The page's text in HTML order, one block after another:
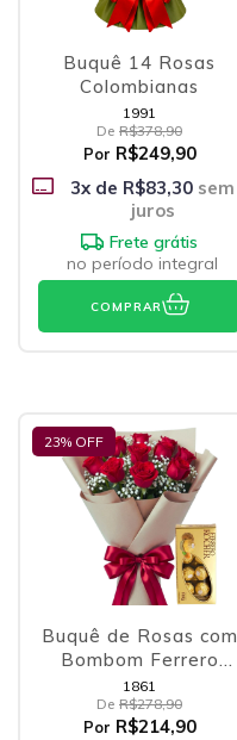
Buquê 14 Rosas
Colombianas
1991
De R$378,90
Por R$249,90
3x de R$83,30 sem
juros
Frete grátis
no período integral
COMPRAR
23% OFF
Buquê de Rosas com
Bombom Ferrero
Rocher
1861
De R$278,90
Por R$214,90